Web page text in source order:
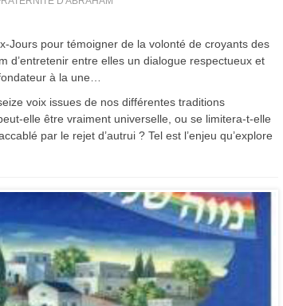
Jours pour témoigner de la volonté de croyants des
d’entretenir entre elles un dialogue respectueux et
à la une…
voix issues de nos différentes traditions
elle être vraiment universelle, ou se limitera-t-elle
par le rejet d’autrui ? Tel est l’enjeu qu’explore